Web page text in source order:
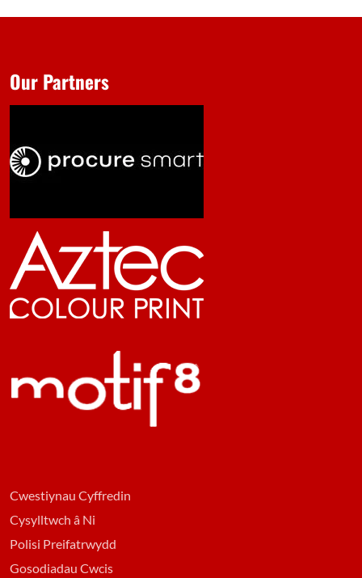
Cwestiynau Cyffredin
Cysylltwch â Ni
Polisi Preifatrwydd
Gosodiadau Cwcis
Our Partners